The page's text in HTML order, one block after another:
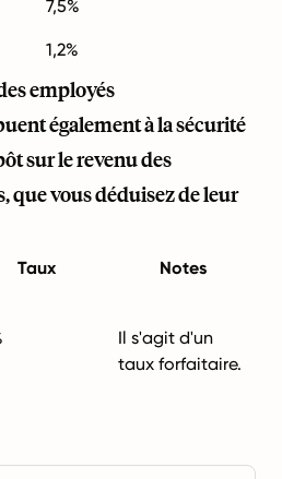
7,5%
1,2%
employés
également à la sécurité
sur le revenu des
que vous déduisez de leur
Taux Notes
Il s'agit d'un
taux forfaitaire.